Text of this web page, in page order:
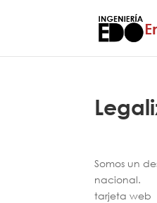
Somos un
nacional.
tarjeta web